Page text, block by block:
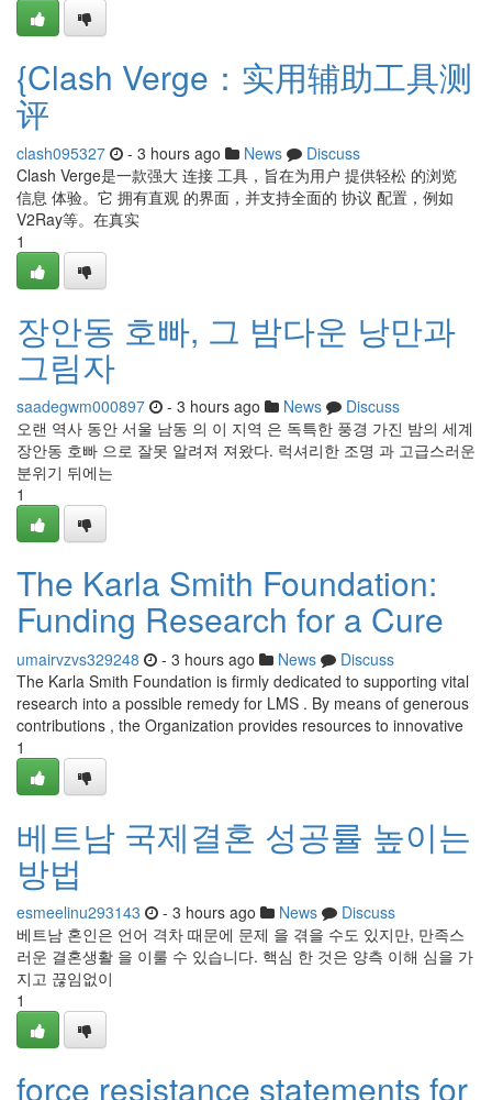
{Clash Verge：实用辅助工具测
评
clash095327 - 3 hours ago News
Discuss
Clash Verge是一款强大 连接 工具，旨在为用户 提供轻松 的浏览
信息 体验。它 拥有直观 的界面，并支持全面的 协议 配置，例如
V2Ray等。在真实
1
장안동 호빠, 그 밤다운 낭만과
그림자
saadegwm000897 - 3 hours ago News
Discuss
오랜 역사 동안 서울 남동 의 이 지역 은 독특한 풍경 가진 밤의 세계
장안동 호빠 으로 잘못 알려져 져왔다. 럭셔리한 조명 과 고급스러운
분위기 뒤에는
1
The Karla Smith Foundation:
Funding Research for a Cure
umairvzvs329248 - 3 hours ago News
Discuss
The Karla Smith Foundation is firmly dedicated to supporting vital
research into a possible remedy for LMS . By means of generous
contributions , the Organization provides resources to innovative
1
베트남 국제결혼 성공률 높이는
방법
esmeelinu293143 - 3 hours ago News
Discuss
베트남 혼인은 언어 격차 때문에 문제 을 겪을 수도 있지만, 만족스
러운 결혼생활 을 이룰 수 있습니다. 핵심 한 것은 양측 이해 심을 가
지고 끊임없이
1
force resistance statements for